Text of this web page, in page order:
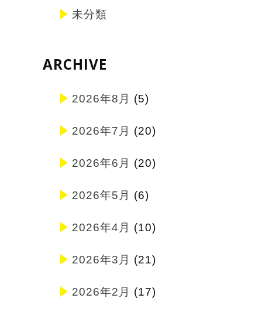
未分類
ARCHIVE
2026年8月 (5)
2026年7月 (20)
2026年6月 (20)
2026年5月 (6)
2026年4月 (10)
2026年3月 (21)
2026年2月 (17)